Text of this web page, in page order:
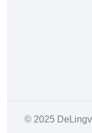
© 2025